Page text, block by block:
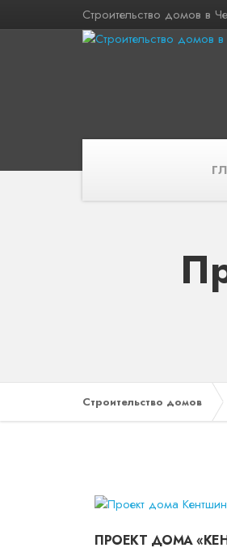
Строительство домов в
Строительство домов
ПРОЕКТ ДОМА